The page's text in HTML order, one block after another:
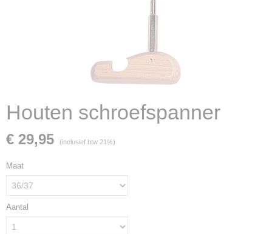
Houten schroefspanner
€ 29,95 (inclusief btw 21%)
Maat
Aantal